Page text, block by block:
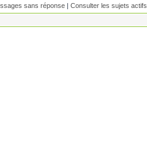
sans réponse | Consulter les sujets actifs